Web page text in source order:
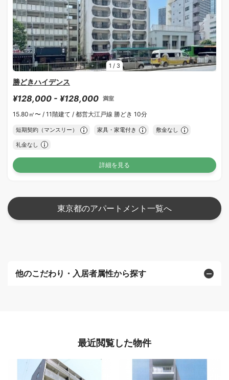
1 / 3
勝どきハイデンス
¥128,000 - ¥128,000 満室
15.80㎡〜 / 11階建て / 都営大江戸線 勝どき 10分
短期契約（マンスリー） 家具・家電付き 敷金なし
礼金なし
詳細を見る
東京都のアパートメント一覧へ
他のこだわり・入居者属性から探す
最近閲覧した物件